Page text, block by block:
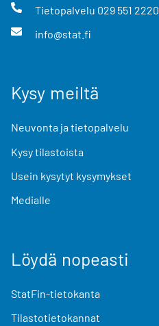
Tietopalvelu 029 551 2220
info@stat.fi
Kysy meiltä
Neuvonta ja tietopalvelu
Kysy tilastoista
Usein kysytyt kysymykset
Medialle
Löydä nopeasti
StatFin-tietokanta
Tilastotietokannat